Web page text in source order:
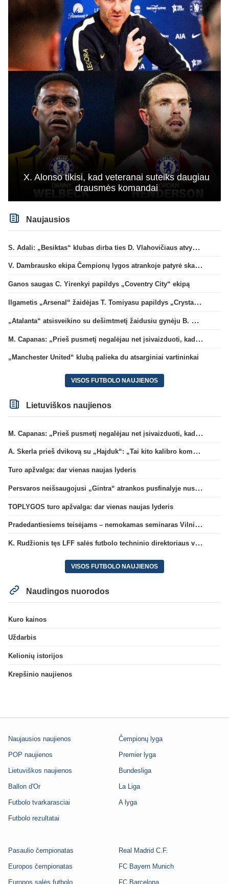
X. Alonso tikisi, kad veteranai suteiks daugiau
drausmės komandai
Naujausios
S. Adali: „Besiktas“ klubas dirba ties D. Vlahovičiaus atvykimu“
V. Dambrausko ekipa Čempionų lygos atrankoje patyrė skaudžią nesėkmę
Ganos saugas C. Yirenkyi papildys „Coventry City“ ekipą
Ilgametis „Arsenal“ žaidėjas T. Tomiyasu papildys „Crystal Palace“ ekipą
„Atalanta“ atsisveikino su dešimtmetį žaidusiu gynėju B. Djimsiti
M. Capanas: „Prieš pusmetį negalėjau net įsivaizduoti, kad žaisime prieš „Hajduk“
„Manchester United“ klubą palieka du atsarginiai vartininkai
VISOS FUTBOLO NAUJIENOS
Lietuviškos naujienos
M. Capanas: „Prieš pusmetį negalėjau net įsivaizduoti, kad žaisime prieš „Hajduk“
A. Skerla prieš dvikovą su „Hajduk“: „Tai kito kalibro komanda“
Turo apžvalga: dar vienas naujas lyderis
Persvaros neišsaugojusi „Gintra“ atrankos pusfinalyje nusileido Škotijos čempionėms
TOPLYGOS turo apžvalga: dar vienas naujas lyderis
Pradedantiesiems teisėjams – nemokamas seminaras Vilniuje šį penktadienį
K. Rudžionis tęs LFF salės futbolo techninio direktoriaus veiklą
VISOS FUTBOLO NAUJIENOS
Naudingos nuorodos
Kuro kainos
Uždarbis
Kelionių istorijos
Krepšinio naujienos
Naujausios naujienos
POP naujienos
Lietuviškos naujienos
Ballon d'Or
Futbolo tvarkarasciai
Futbolo rezultatai
Čempionų lyga
Premier lyga
Bundesliga
La Liga
A lyga
Pasaulio čempionatas
Europos čempionatas
Europos salės futbolo
Real Madrid C.F.
FC Bayern Munich
FC Barcelona